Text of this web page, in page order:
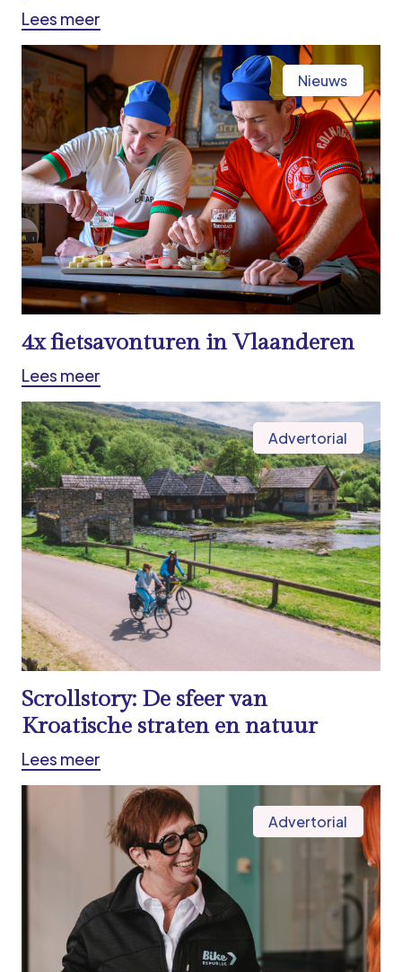
Lees meer
Nieuws
4x fietsavonturen in Vlaanderen
Lees meer
Advertorial
Scrollstory: De sfeer van
Kroatische straten en natuur
Lees meer
Advertorial